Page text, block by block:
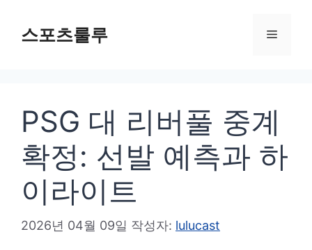
스포츠룰루 메
PSG 대 리버풀 중계
확정: 선발 예측과 하
이라이트
2026년 04월 09일 작성자: lulucast